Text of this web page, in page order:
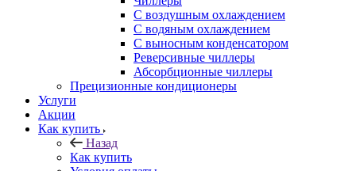
С воздушным охлаждением
С водяным охлаждением
С выносным конденсатором
Реверсивные чиллеры
Абсорбционные чиллеры
Прецизионные кондиционеры
Услуги
Акции
Как купить
Назад
Как купить